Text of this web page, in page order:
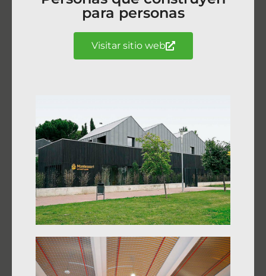
para personas
Visitar sitio web